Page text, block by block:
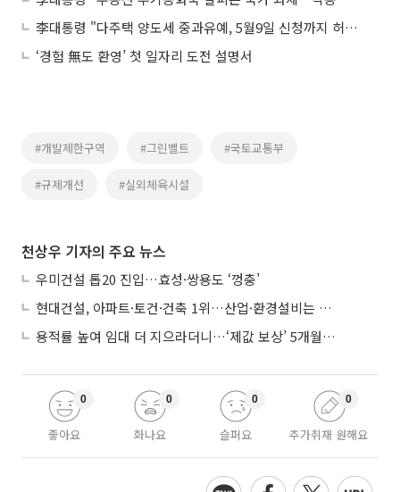
李대통령 "다주택 양도세 중과유예, 5월9일 신청까지 허용 검토"
‘경험 無도 환영’ 첫 일자리 도전 설명서
#개발제한구역 #그린벨트 #국토교통부
#규제개선 #실외체육시설
천상우 기자의 주요 뉴스
우미건설 톱20 진입…효성·쌍용도 ‘껑충’
현대건설, 아파트·토건·건축 1위…산업·환경설비는 삼성E&A
용적률 높여 임대 더 지으라더니…‘제값 보상’ 5개월째 국회에 발목
좋아요
0
화나요
0
슬퍼요
0
추가취재 원해요
0